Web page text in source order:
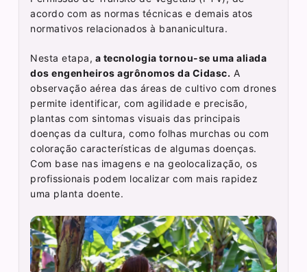
acordo com as normas técnicas e demais atos
normativos relacionados à bananicultura.
Nesta etapa, a tecnologia tornou-se uma aliada
dos engenheiros agrônomos da Cidasc. A
observação aérea das áreas de cultivo com drones
permite identificar, com agilidade e precisão,
plantas com sintomas visuais das principais
doenças da cultura, como folhas murchas ou com
coloração características de algumas doenças.
Com base nas imagens e na geolocalização, os
profissionais podem localizar com mais rapidez
uma planta doente.